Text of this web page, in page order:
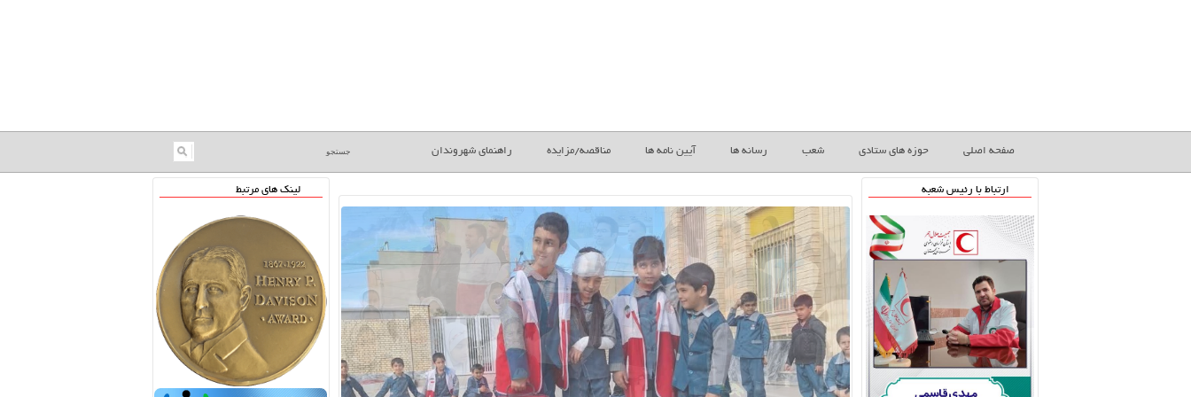
صفحه اصلی حوزه های ستادی شعب رسانه ها آیین نامه ها مناقصه/مزایده راهنمای شهروندان
ارتباط با رئیس شعبه لینک های مرتبط